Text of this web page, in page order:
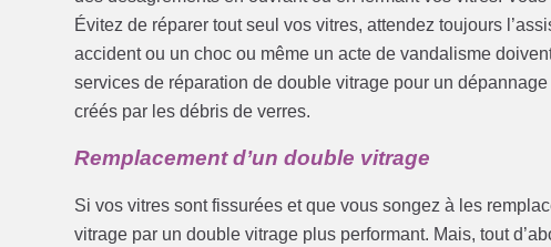
Évitez de réparer tout seul vos vitres, attendez toujours
accident ou un choc ou même un acte de vandalisme
services de réparation de double vitrage pour un
créés par les débris de verres.
Remplacement d’un double vitrage
Si vos vitres sont fissurées et que vous songez à les
vitrage par un double vitrage plus performant. Mais, tout